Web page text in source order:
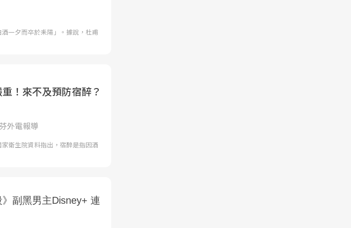
一夕而卒於耒陽」。據說，杜甫
！來不及預防宿醉？
外電報導
生院資料指出，宿醉是指因酒